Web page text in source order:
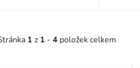
1 z 1 - 4 položek celkem